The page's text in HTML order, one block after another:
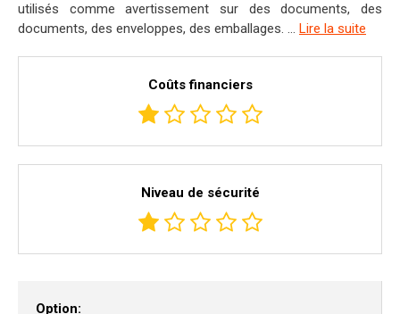
utilisés comme avertissement sur des documents, des
documents, des enveloppes, des emballages. ... Lire la suite
Coûts financiers
Niveau de sécurité
Option: